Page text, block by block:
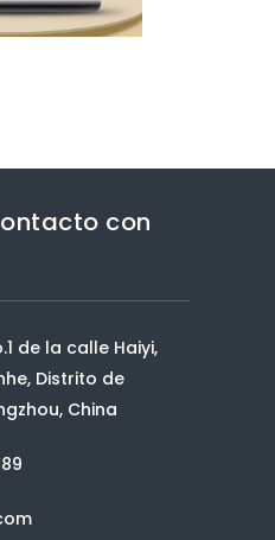
con
de la calle Haiyi,
Distrito de
China